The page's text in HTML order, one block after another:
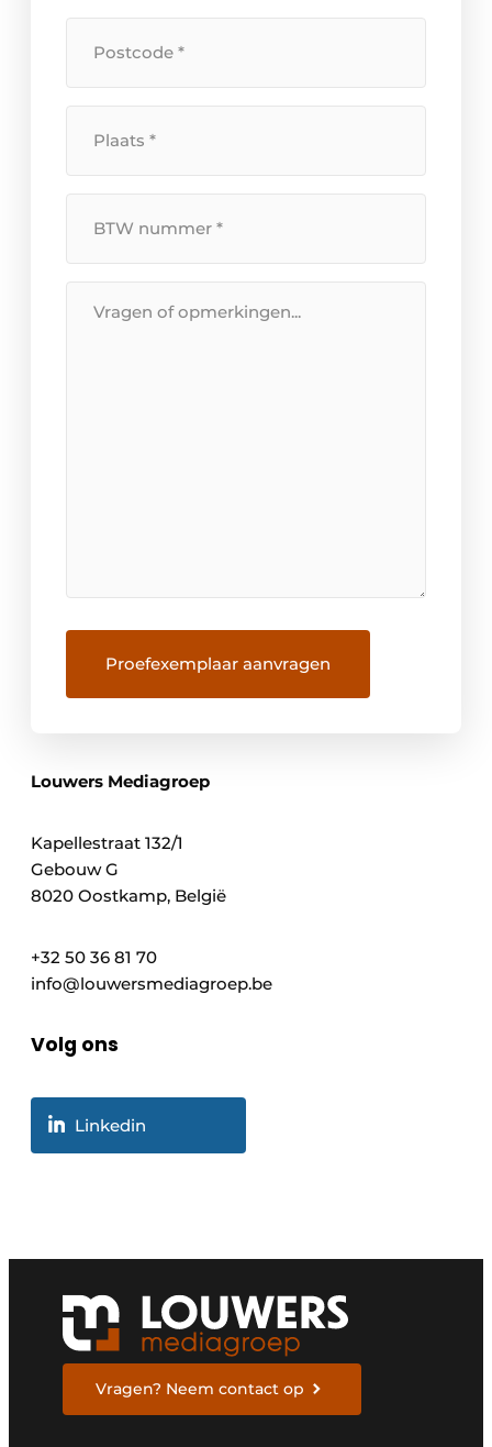
Nummer
*
Louwers Mediagroep
Kapellestraat 132/1
Gebouw G
8020 Oostkamp, België
+32 50 36 81 70
info@louwersmediagroep.be
Volg ons
Linkedin
Vragen? Neem contact op